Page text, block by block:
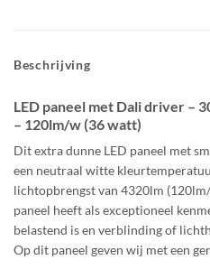
Beschrijving
LED paneel met Dali driver –
– 120lm/w (36 watt)
Dit extra dunne LED paneel met
een neutraal witte
lichtopbrengst van 4320lm
paneel heeft als exceptioneel
belastend is en verblinding of
Op dit paneel geven wij met een